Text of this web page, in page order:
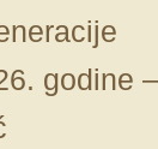
godine